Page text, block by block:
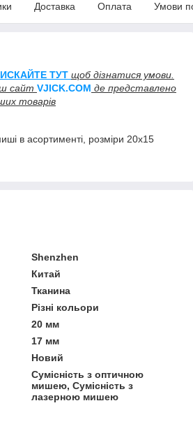
Доставка Оплата Умови
ТУТ щоб дізнатися умови.
сайт VJICK.COM де представлено
товарів
в асортименті, розміри 20х15
Shenzhen
Китай
Тканина
Різні кольори
20 мм
17 мм
Новий
Сумісність з оптичною
мишею, Сумісність з
лазерною мишею